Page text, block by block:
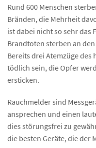
Rund 600 Menschen
Bränden, die Mehrheit
ist dabei nicht so sehr das
Brandtoten sterben an
Bereits drei Atemzüge
tödlich sein, die Opfer
ersticken.
Rauchmelder sind
ansprechen und einen
dies störungsfrei zu
die besten Geräte, die der